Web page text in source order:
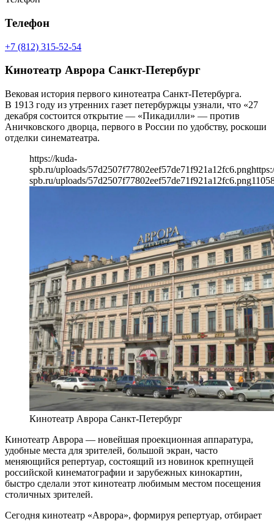
Телефон
+7 (812) 315-52-54
Кинотеатр Аврора Санкт-Петербург
Вековая история первого кинотеатра Санкт-Петербурга.
В 1913 году из утренних газет петербуржцы узнали, что «27
декабря состоится открытие — «Пикадилли» — против
Аничковского дворца, первого в России по удобству, роскоши
отделки синематеатра.
https://kuda-
spb.ru/uploads/57d2507f77802eef57de71f921a12fc6.png
spb.ru/uploads/57d2507f77802eef57de71f921a12fc6.png1105
Кинотеатр Аврора Санкт-Петербург
Кинотеатр Аврора — новейшая проекционная аппаратура,
удобные места для зрителей, большой экран, часто
меняющийся репертуар, состоящий из новинок крепнущей
российской кинематографии и зарубежных кинокартин,
быстро сделали этот кинотеатр любимым местом посещения
столичных зрителей.
Сегодня кинотеатр «Аврора», формируя репертуар, отбирает